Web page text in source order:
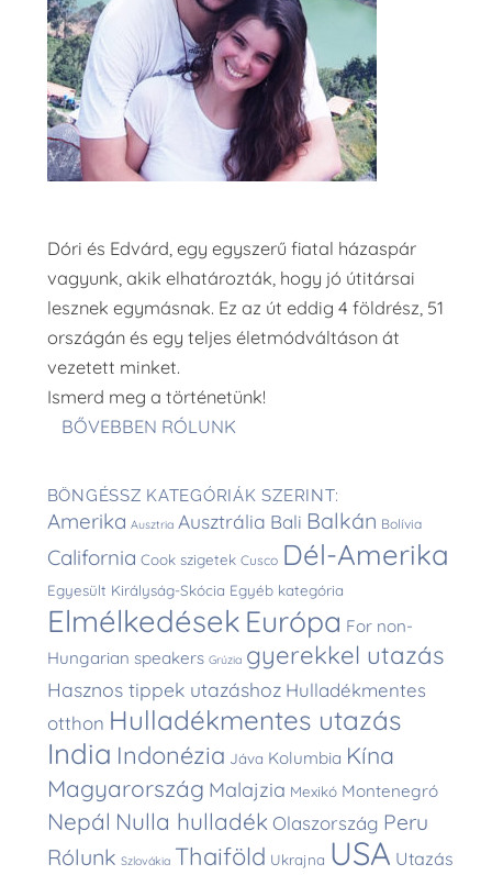
Dóri és Edvárd, egy egyszerű fiatal házaspár
vagyunk, akik elhatározták, hogy jó útitársai
lesznek egymásnak. Ez az út eddig 4 földrész, 51
országán és egy teljes életmódváltáson át
vezetett minket.
Ismerd meg a történetünk!
BŐVEBBEN RÓLUNK
BÖNGÉSSZ KATEGÓRIÁK SZERINT:
Amerika Ausztria Ausztrália Bali Balkán Bolívia
California Cook szigetek Cusco Dél-Amerika
Egyesült Királyság-Skócia Egyéb kategória
Elmélkedések Európa For non-
Hungarian speakers Grúzia gyerekkel utazás
Hasznos tippek utazáshoz Hulladékmentes
otthon Hulladékmentes utazás
India Indonézia Jáva Kolumbia Kína
Magyarország Malajzia Mexikó Montenegró
Nepál Nulla hulladék Olaszország Peru
Rólunk Szlovákia Thaiföld Ukrajna USA Utazás